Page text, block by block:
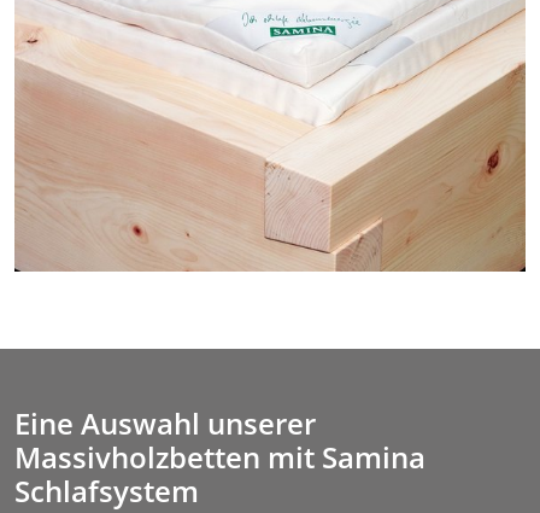
Eine Auswahl unserer
Massivholzbetten mit Samina
Schlafsystem